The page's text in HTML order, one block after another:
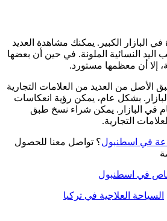
البازار الكبير. يمكنك مشاهدة العديد
اليد النسائية الملونة. في حين أن بعضها
إلا أن معظمها مستورد.
الأصل من العديد من العلامات التجارية
بشكل عام، يمكن رؤية انعكاسات
في البازار. يمكن شراء نسخ طبق
التجارية.
في اسطنبول؟ تواصل معنا للحصول
في اسطنبول
السياحة العلاجية في تركيا